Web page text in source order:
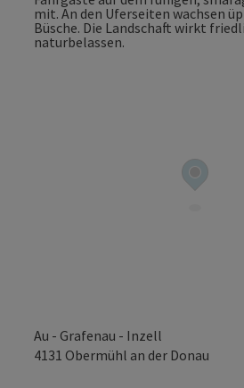
Au - Grafenau - Inzell
4131 Obermühl an der Donau